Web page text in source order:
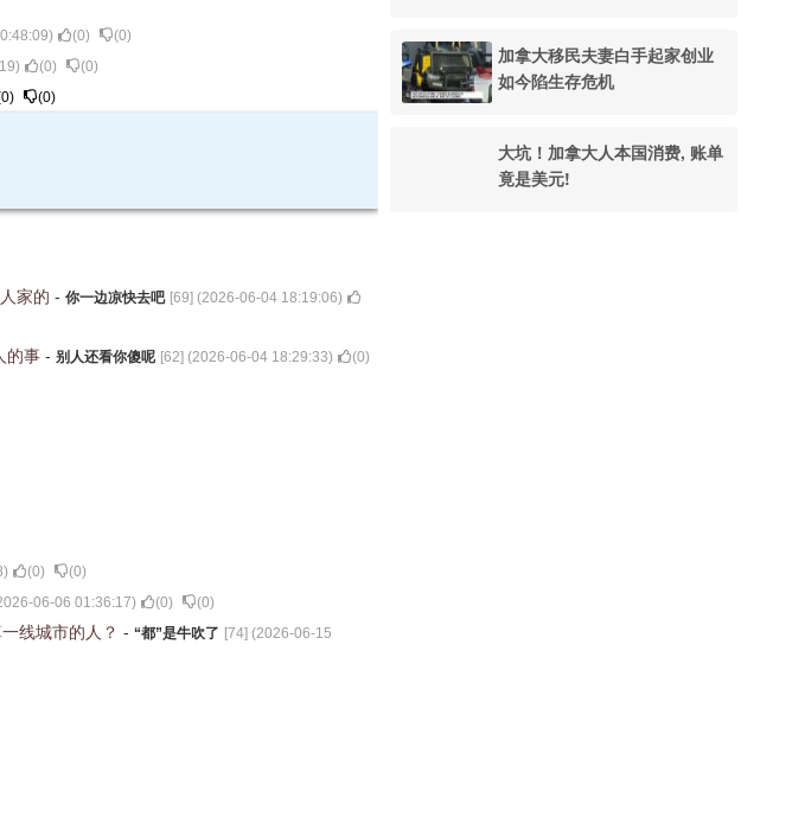
) (0) (0)
) (0) (0)
0) (0)
家的 - 你一边凉快去吧 [69] (2026-06-04 18:19:06)
的事 - 别人还看你傻呢 [62] (2026-06-04 18:29:33) (0)
) (0) (0)
06-06 01:36:17) (0) (0)
线城市的人？ - “都”是牛吹了 [74] (2026-06-15
加拿大移民夫妻白手起家创业
如今陷生存危机
大坑！加拿大人本国消费, 账单
竟是美元!